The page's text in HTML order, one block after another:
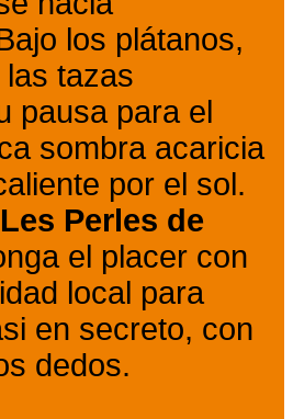
los plátanos,
tazas
pausa para el
sombra acaricia
por el sol.
Les Perles de
el placer con
local para
en secreto, con
dedos.